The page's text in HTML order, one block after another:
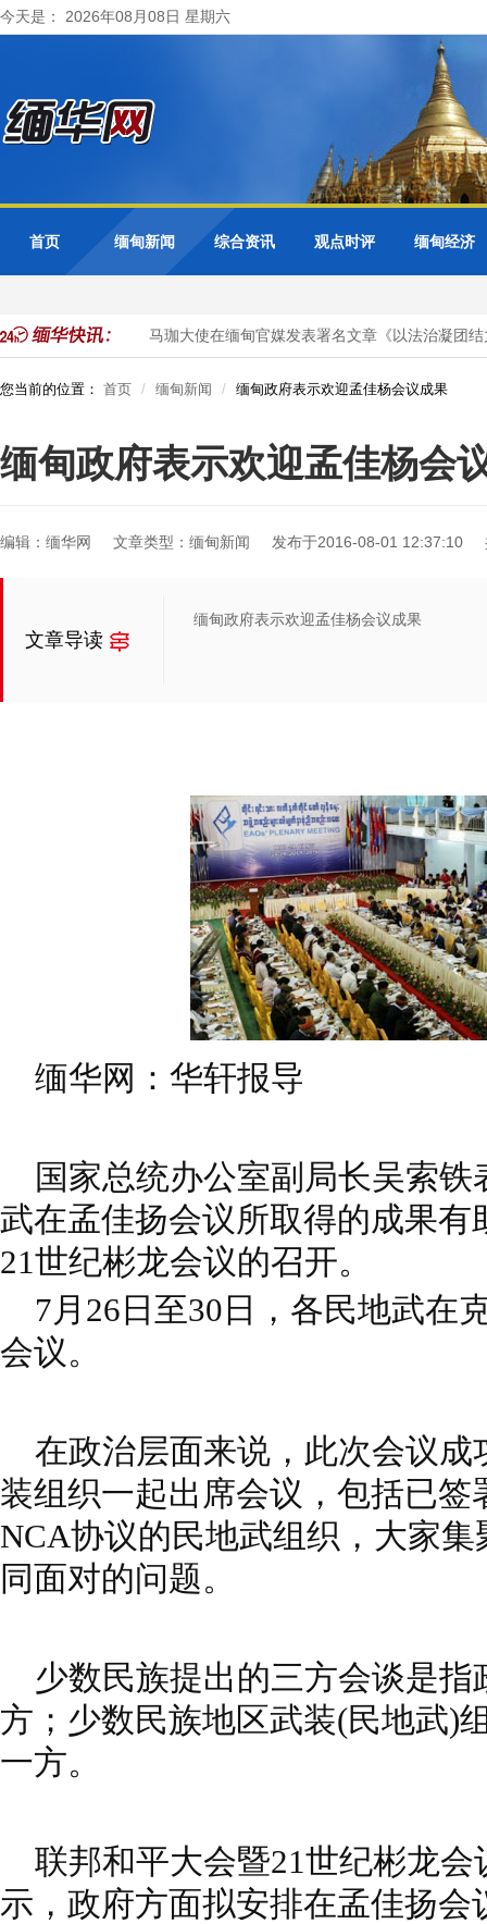
今天是： 2026年08月08日 星期六
首页 缅甸新闻 综合资讯 观点时评 缅甸经济
气项目投资 马珈大使在缅甸官媒发表署名文章《以法治凝团结
您当前的位置： 首页 缅甸新闻 缅甸政府表示欢迎孟佳杨会议成果
缅甸政府表示欢迎孟佳杨会
编辑：缅华网 文章类型：缅甸新闻 发布于2016-08-01 12:37:10
文章导读
缅甸政府表示欢迎孟佳杨会议成果
缅华网：华轩报导
国家总统办公室副局长吴索铁
武在孟佳扬会议所取得的成果有
21世纪彬龙会议的召开。
7月26日至30日，各民地武在
会议。
在政治层面来说，此次会议成
装组织一起出席会议，包括已签
NCA协议的民地武组织，大家
同面对的问题。
少数民族提出的三方会谈是指
方；少数民族地区武装(民地武)
一方。
联邦和平大会暨21世纪彬龙会
示，政府方面拟安排在孟佳扬